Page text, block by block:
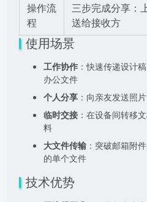
操作流
程
三步完成分享
送给接收方
使用场景
工作协作 ：快速传递设计
办公文件
个人分享 ：向亲友发送照
临时交接 ：在设备间转移
料
大文件传输 ：突破邮箱附
的单个文件
技术优势